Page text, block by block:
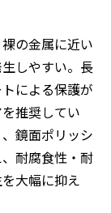
の金属に近い
しやすい。長
による保護が
推奨してい
鏡面ポリッシ
耐腐食性・耐
大幅に抑え